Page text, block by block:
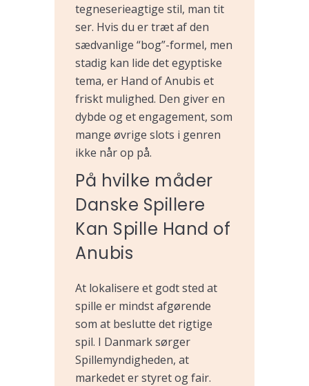
tegneserieagtige stil, man tit
ser. Hvis du er træt af den
sædvanlige “bog”-formel, men
stadig kan lide det egyptiske
tema, er Hand of Anubis et
friskt mulighed. Den giver en
dybde og et engagement, som
mange øvrige slots i genren
ikke når op på.
På hvilke måder
Danske Spillere
Kan Spille Hand of
Anubis
At lokalisere et godt sted at
spille er mindst afgørende
som at beslutte det rigtige
spil. I Danmark sørger
Spillemyndigheden, at
markedet er styret og fair.